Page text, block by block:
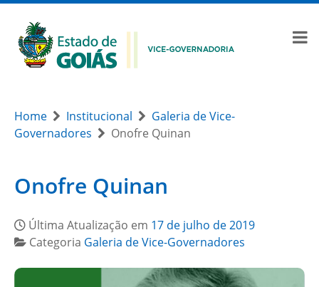
Home Institucional
Galeria de Vice-
Governadores
Onofre Quinan
Onofre Quinan
Última Atualização em 17 de julho de 2019
Categoria Galeria de Vice-Governadores